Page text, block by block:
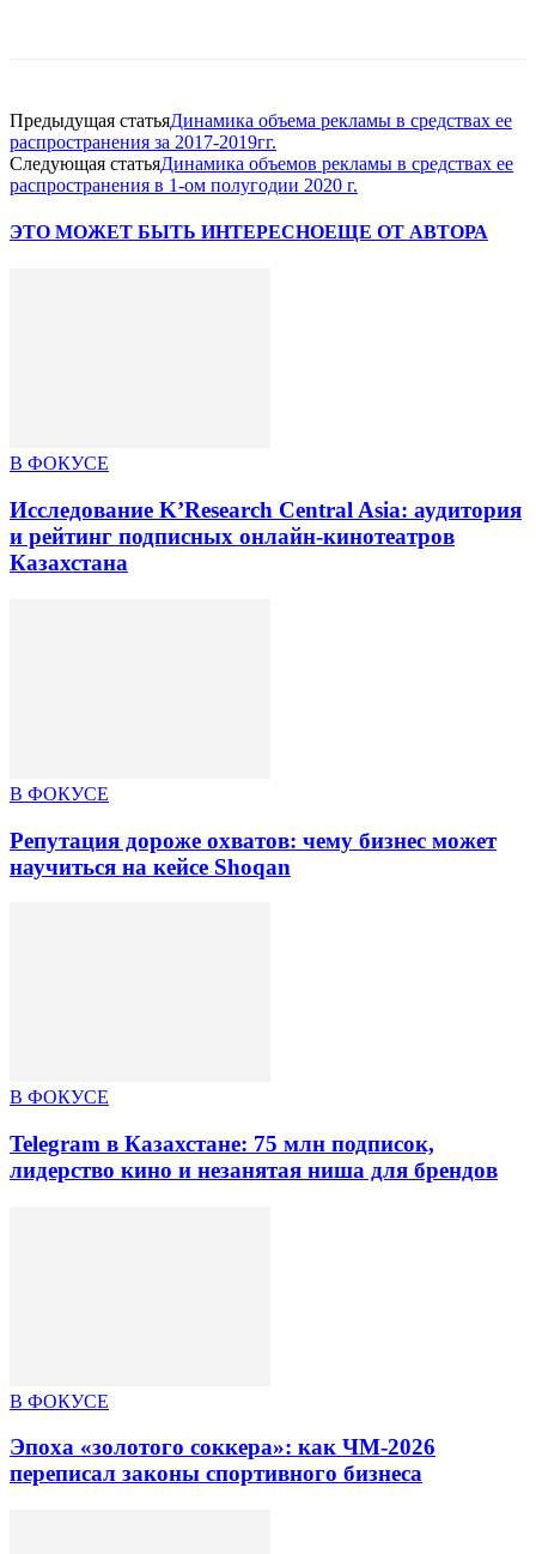
Предыдущая статьяДинамика объема рекламы в средствах ее
распространения за 2017-2019гг.
Следующая статьяДинамика объемов рекламы в средствах ее
распространения в 1-ом полугодии 2020 г.
ЭТО МОЖЕТ БЫТЬ ИНТЕРЕСНОЕЩЕ ОТ АВТОРА
В ФОКУСЕ
Исследование K’Research Central Asia: аудитория
и рейтинг подписных онлайн-кинотеатров
Казахстана
В ФОКУСЕ
Репутация дороже охватов: чему бизнес может
научиться на кейсе Shoqan
В ФОКУСЕ
Telegram в Казахстане: 75 млн подписок,
лидерство кино и незанятая ниша для брендов
В ФОКУСЕ
Эпоха «золотого соккера»: как ЧМ-2026
переписал законы спортивного бизнеса